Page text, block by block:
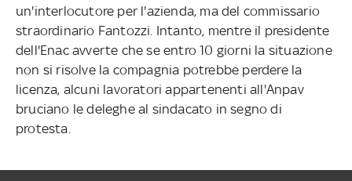
un'interlocutore per l'azienda, ma del commissario
straordinario Fantozzi. Intanto, mentre il presidente
dell'Enac avverte che se entro 10 giorni la situazione
non si risolve la compagnia potrebbe perdere la
licenza, alcuni lavoratori appartenenti all'Anpav
bruciano le deleghe al sindacato in segno di
protesta.